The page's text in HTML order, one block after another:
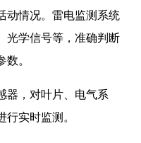
动情况。雷电监测系统
光学信号等，准确判断
。
器，对叶片、电气系
实时监测。